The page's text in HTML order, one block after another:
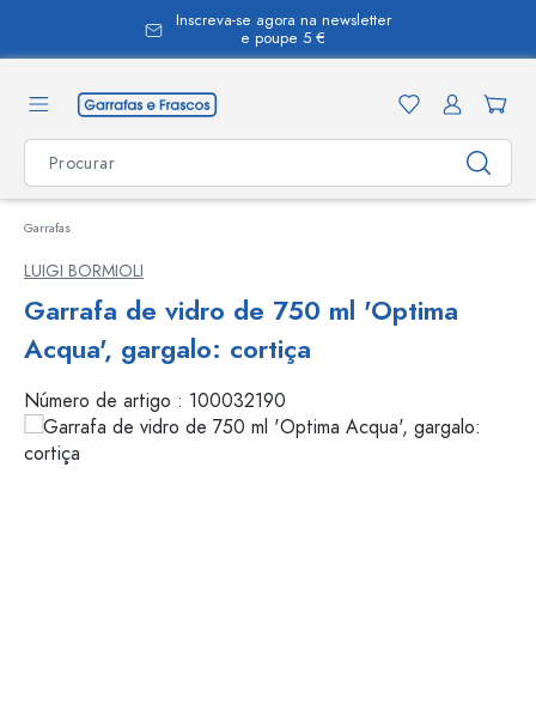
Inscreva-se agora na newsletter
e poupe 5 €
Garrafas
LUIGI BORMIOLI
Garrafa de vidro de 750 ml 'Optima
Acqua', gargalo: cortiça
Número de artigo : 100032190